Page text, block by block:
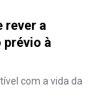
rever a
à
com a vida da